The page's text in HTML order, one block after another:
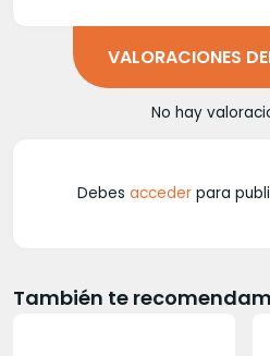
VALORACIONES
No hay
Debes acceder para
También te